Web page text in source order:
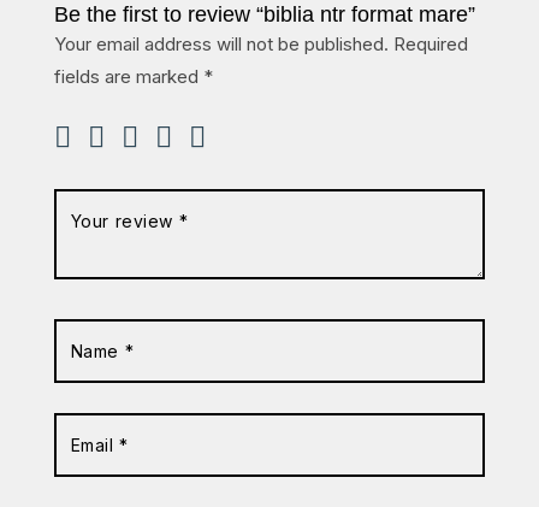
Be the first to review “biblia ntr format mare”
Your email address will not be published. Required
fields are marked *